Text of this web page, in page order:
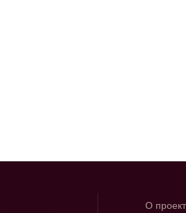
О